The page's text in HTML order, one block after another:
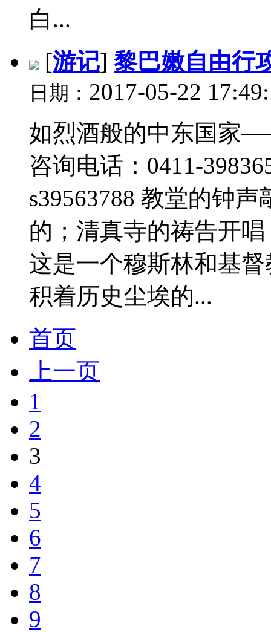
白...
[游记] 黎巴嫩自由行
日期： 2017-05-22
如烈酒般的中东国家
咨询电话：0411-
s39563788 教堂的钟
的；清真寺的祷告开
这是一个穆斯林和基
积着历史尘埃的...
首页
上一页
1
2
3
4
5
6
7
8
9